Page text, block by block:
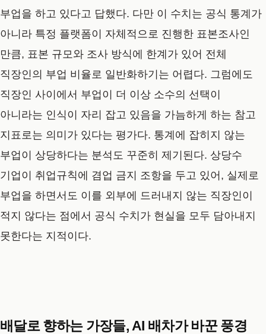
부업을 하고 있다고 답했다. 다만 이 수치는 공식 통계가
아니라 특정 플랫폼이 자체적으로 진행한 표본조사인
만큼, 표본 규모와 조사 방식에 한계가 있어 전체
직장인의 부업 비율로 일반화하기는 어렵다. 그럼에도
직장인 사이에서 부업이 더 이상 소수의 선택이
아니라는 인식이 자리 잡고 있음을 가늠하게 하는 참고
지표로는 의미가 있다는 평가다. 통계에 잡히지 않는
부업이 상당하다는 분석도 꾸준히 제기된다. 상당수
기업이 취업규칙에 겸업 금지 조항을 두고 있어, 실제로
부업을 하면서도 이를 외부에 드러내지 않는 직장인이
적지 않다는 점에서 공식 수치가 현실을 모두 담아내지
못한다는 지적이다.
배달로 향하는 가장들, AI 배차가 바꾼 풍경